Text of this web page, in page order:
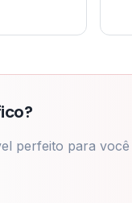
perfeito para você